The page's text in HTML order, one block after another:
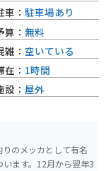
るので、安心してバ
周辺の観光を楽しむ
のメッカとして有名
ます。12月から翌年3
車： 駐車場あり
算： 無料
雑： 空いている
在： 1時間
設： 屋外